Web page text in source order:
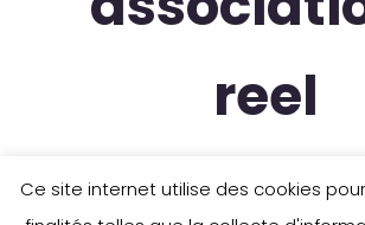
reel
Ce site internet utilise des cookies